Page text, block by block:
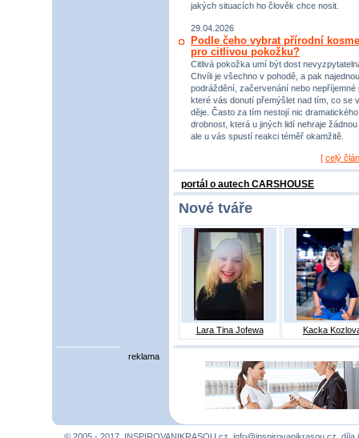
jakých situacích ho člověk chce nosit.
29.04.2026
Podle čeho vybrat přírodní
pro citlivou pokožku?
Citlivá pokožka umí být dost
Chvíli je všechno v pohodě, a pak
podráždění, začervenání nebo nepříjemné
které vás donutí přemýšlet nad tím, co se
děje. Často za tím nestojí nic
drobnost, která u jiných lidí nehraje žádnou
ale u vás spustí reakci téměř okamžitě.
[ celý
portál o autech CARSHOUSE
Nové tváře
Lara Tina Jofewa Kacka
reklama